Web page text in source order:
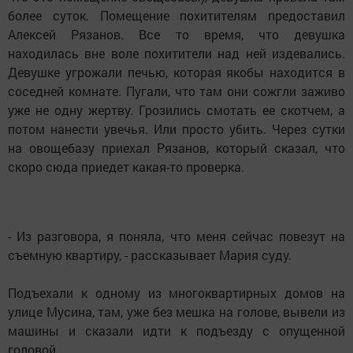
более суток. Помещение похитителям предоставил
Алексей Рязанов. Все то время, что девушка
находилась вне воле похитители над ней издевались.
Девушке угрожали печью, которая якобы находится в
соседней комнате. Пугали, что там они сожгли заживо
уже не одну жертву. Грозились смотать ее скотчем, а
потом нанести увечья. Или просто убить. Через сутки
на овощебазу приехал Рязанов, который сказал, что
скоро сюда приедет какая-то проверка.
- Из разговора, я поняла, что меня сейчас повезут на
съемную квартиру, - рассказывает Мария суду.
Подъехали к одному из многоквартирных домов на
улице Мусина, там, уже без мешка на голове, вывели из
машины и сказали идти к подъезду с опущенной
головой.